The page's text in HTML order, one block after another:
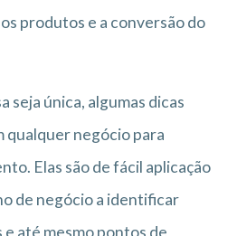
produtos e a conversão do
seja única, algumas dicas
qualquer negócio para
Elas são de fácil aplicação
de negócio a identificar
até mesmo pontos de